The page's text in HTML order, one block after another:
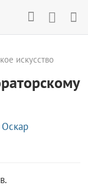
искусство